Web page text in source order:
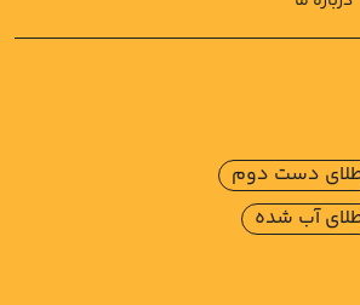
دست دوم
آب شده